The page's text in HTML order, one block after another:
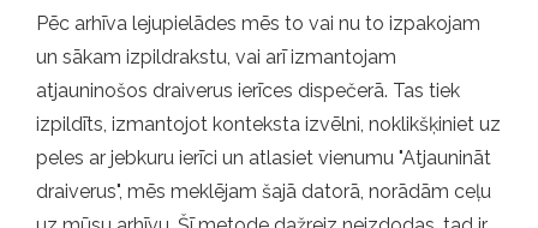
Pēc arhīva lejupielādes mēs to vai nu to izpakojam
un sākam izpildrakstu, vai arī izmantojam
atjauninošos draiverus ierīces dispečerā. Tas tiek
izpildīts, izmantojot konteksta izvēlni, noklikšķiniet uz
peles ar jebkuru ierīci un atlasiet vienumu "Atjaunināt
draiverus", mēs meklējam šajā datorā, norādām ceļu